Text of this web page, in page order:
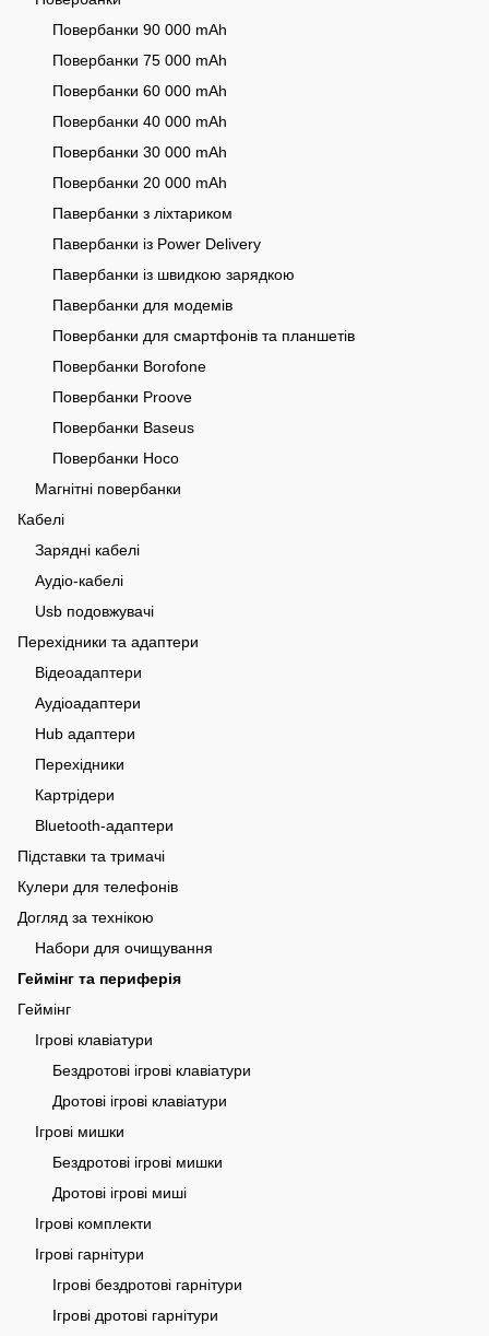
Повербанки 90 000 mAh
Повербанки 75 000 mAh
Повербанки 60 000 mAh
Повербанки 40 000 mAh
Повербанки 30 000 mAh
Повербанки 20 000 mAh
Павербанки з ліхтариком
Павербанки із Power Delivery
Павербанки із швидкою зарядкою
Павербанки для модемів
Повербанки для смартфонів та планшетів
Повербанки Borofone
Повербанки Proove
Повербанки Baseus
Повербанки Hoco
Магнітні повербанки
Кабелі
Зарядні кабелі
Аудіо-кабелі
Usb подовжувачі
Перехідники та адаптери
Відеоадаптери
Аудіоадаптери
Hub адаптери
Перехідники
Картрідери
Bluetooth-адаптери
Підставки та тримачі
Кулери для телефонів
Догляд за технікою
Набори для очищування
Геймінг та периферія
Геймінг
Ігрові клавіатури
Бездротові ігрові клавіатури
Дротові ігрові клавіатури
Ігрові мишки
Бездротові ігрові мишки
Дротові ігрові миші
Ігрові комплекти
Ігрові гарнітури
Ігрові бездротові гарнітури
Ігрові дротові гарнітури